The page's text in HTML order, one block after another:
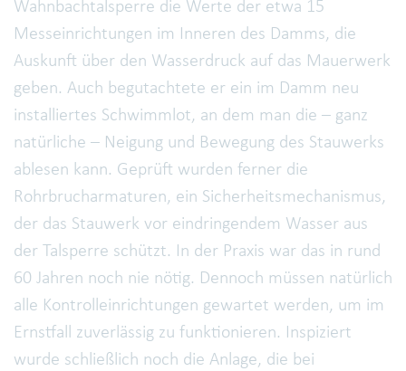
Wahnbachtalsperre die Werte der etwa 15
Messeinrichtungen im Inneren des Damms, die
Auskunft über den Wasserdruck auf das Mauerwerk
geben. Auch begutachtete er ein im Damm neu
installiertes Schwimmlot, an dem man die – ganz
natürliche – Neigung und Bewegung des Stauwerks
ablesen kann. Geprüft wurden ferner die
Rohrbrucharmaturen, ein Sicherheitsmechanismus,
der das Stauwerk vor eindringendem Wasser aus
der Talsperre schützt. In der Praxis war das in rund
60 Jahren noch nie nötig. Dennoch müssen natürlich
alle Kontrolleinrichtungen gewartet werden, um im
Ernstfall zuverlässig zu funktionieren. Inspiziert
wurde schließlich noch die Anlage, die bei